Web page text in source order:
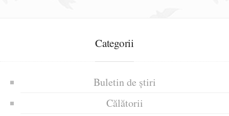
Categorii
Buletin de știri
Călătorii